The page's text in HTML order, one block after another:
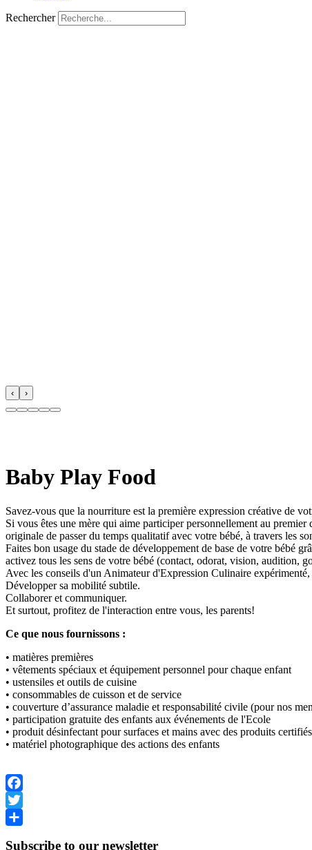
Rechercher
‹ ›
Baby Play Food
Savez-vous que la nourriture est la première expression créative de
Si vous êtes une mère qui aime participer personnellement au
originale de passer du temps qualitatif avec votre bébé, à travers les
Faites bon usage du stade de développement de base de votre bébé
activez tous les sens de votre bébé (contact, odorat, vision, audition,
Avec les conseils d'un Animateur d'Expression Culinaire
Développer sa mobilité subtile.
Collaborer et communiquer.
Et surtout, profitez de l'interaction entre vous, les parents!
Ce que nous fournissons :
• matières premières
• vêtements spéciaux et équipement personnel pour chaque enfant
• ustensiles et outils de cuisine
• consommables de cuisson et de service
• couverture d’assurance maladie et responsabilité civile (pour nos
• participation gratuite des enfants aux événements de l'Ecole
• produit désinfectant pour surfaces et mains avec des produits certifiés
• matériel photographique des actions des enfants
Facebook
Twitter
Subscribe to our newsletter